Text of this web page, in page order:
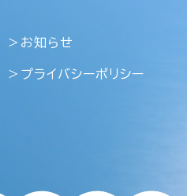
＞お知らせ
＞プライバシーポリシー